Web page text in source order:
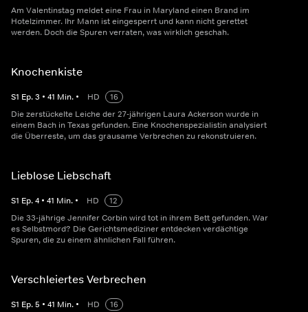
Am Valentinstag meldet eine Frau in Maryland einen Brand im
Hotelzimmer. Ihr Mann ist eingesperrt und kann nicht gerettet
werden. Doch die Spuren verraten, was wirklich geschah.
Knochenkiste
S1 Ep.3 • 41 Min. • HD
16
Die zerstückelte Leiche der 27-jährigen Laura Ackerson wurde in
einem Bach in Texas gefunden. Eine Knochenspezialistin analysiert
die Überreste, um das grausame Verbrechen zu rekonstruieren.
Lieblose Liebschaft
S1 Ep.4 • 41 Min. • HD
12
Die 33-jährige Jennifer Corbin wird tot in ihrem Bett gefunden. War
es Selbstmord? Die Gerichtsmediziner entdecken verdächtige
Spuren, die zu einem ähnlichen Fall führen.
Verschleiertes Verbrechen
S1 Ep.5 • 41 Min. • HD
16